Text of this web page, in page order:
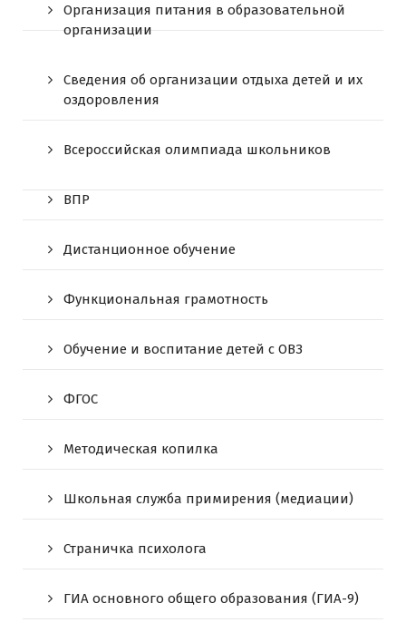
Организация питания в образовательной
организации
Сведения об организации отдыха детей и их
оздоровления
Всероссийская олимпиада школьников
ВПР
Дистанционное обучение
Функциональная грамотность
Обучение и воспитание детей с ОВЗ
ФГОС
Методическая копилка
Школьная служба примирения (медиации)
Страничка психолога
ГИА основного общего образования (ГИА-9)